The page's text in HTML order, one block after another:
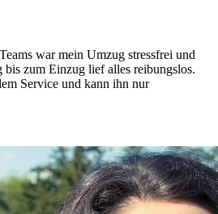
war mein Umzug stressfrei und
bis zum Einzug lief alles reibungslos.
Service und kann ihn nur